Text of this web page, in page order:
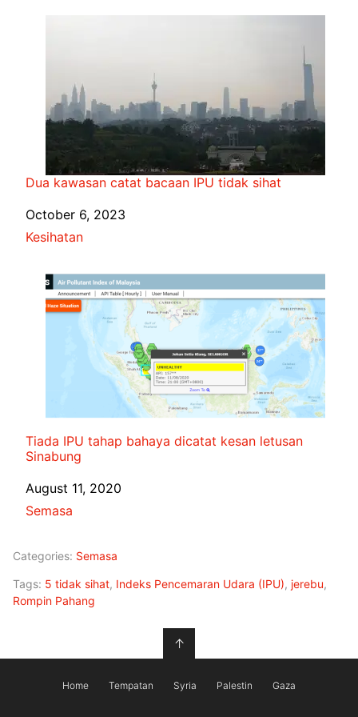
Dua kawasan catat bacaan IPU tidak sihat
Date
October 6, 2023
In relation to
Kesihatan
Tiada IPU tahap bahaya dicatat kesan letusan
Sinabung
Date
August 11, 2020
In relation to
Semasa
Categories: Semasa
Tags: 5 tidak sihat, Indeks Pencemaran Udara (IPU), jerebu,
Rompin Pahang
↑
Home Tempatan Syria Palestin Gaza